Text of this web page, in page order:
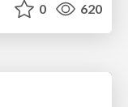
0 620